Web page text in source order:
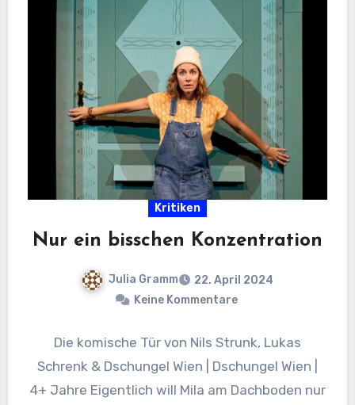
Kritiken
Nur ein bisschen Konzentration
Julia Gramm
22. April 2024
Keine Kommentare
Die komische Tür von Nils Strunk, Lukas
Schrenk & Dschungel Wien | Dschungel Wien |
4+ Jahre Eigentlich will Mila am Dachboden nur